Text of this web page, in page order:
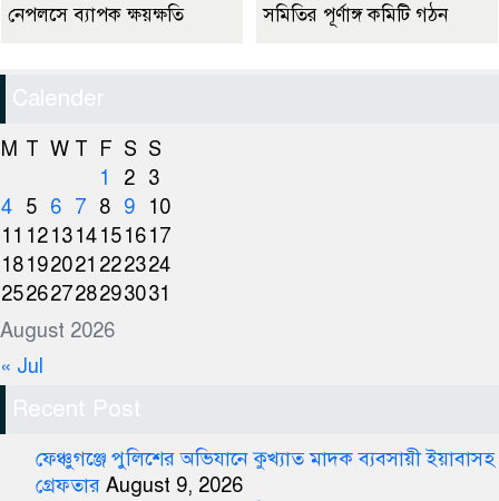
নেপলসে ব্যাপক ক্ষয়ক্ষতি
সমিতির পূর্ণাঙ্গ কমিটি গঠন
Calender
August 2026
M T W T F S S
1
2 3
4 5 6 7 8 9
10
11 121314151617
18192021 222324
25262728293031
« Jul
Recent Post
ফেঞ্চুগঞ্জে পুলিশের অভিযানে কুখ্যাত মাদক ব্যবসায়ী ইয়াবাসহ
গ্রেফতার August 9, 2026